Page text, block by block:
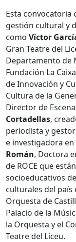
Esta convocatoria
gestión cultural y
como Víctor
Gran Teatre del
Departamento de
Fundación La
de Innovación y
Cultura de la
Director de
Cortadellas,
periodista y
e investigadora
Román, Doctora
de ROCE que
socioeducativos
culturales del país
Orquesta de
Palacio de la
la Orquesta y el
Teatre del Liceu.